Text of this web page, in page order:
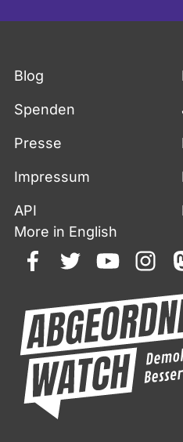
Blog
Spenden
Presse
Impressum
API
More in English
facebooktwitteryoutube